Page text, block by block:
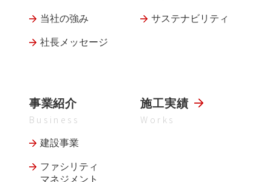
当社の強み
社長メッセージ
サステナビリティ
事業紹介
Business
建設事業
ファシリティ
マネジメント
施工実績
Works